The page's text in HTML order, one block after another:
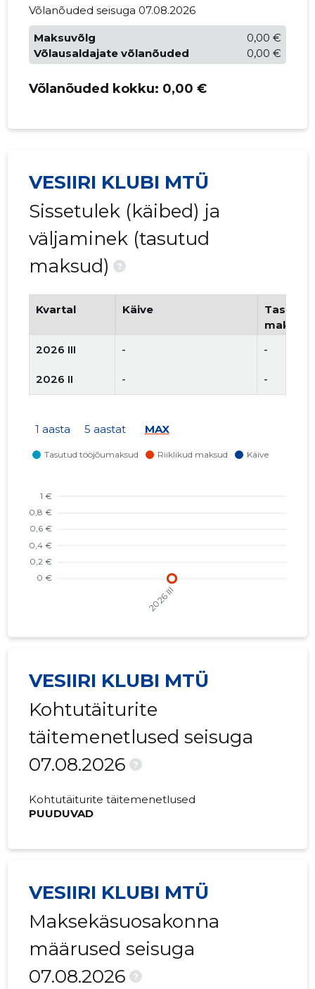
Võlanõuded seisuga 07.08.2026
Maksuvõlg
0,00 €
Võlausaldajate võlanõuded
0,00 €
Võlanõuded kokku: 0,00 €
VESIIRI KLUBI MTÜ
Sissetulek (käibed) ja
väljaminek (tasutud
maksud)
?
Kvartal Käive
maksud
2026 III
- -
2026 II - -
1 aasta 5 aastat MAX
VESIIRI KLUBI MTÜ
Kohtutäiturite
täitemenetlused seisuga
07.08.2026
?
Kohtutäiturite täitemenetlused
PUUDUVAD
VESIIRI KLUBI MTÜ
Maksekäsuosakonna
määrused seisuga
07.08.2026
?